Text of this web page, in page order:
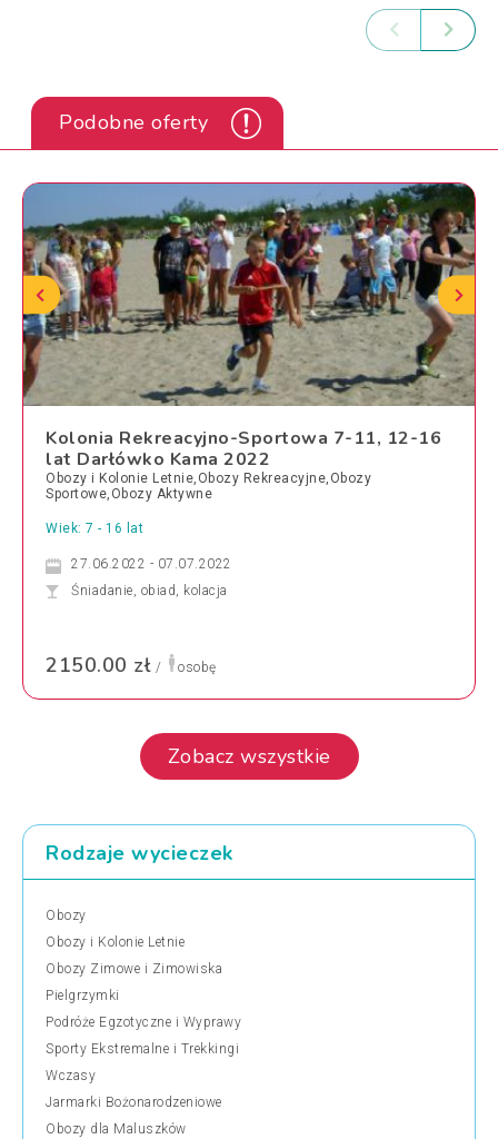
Podobne oferty
Kolonia Rekreacyjno-Sportowa 7-11, 12-16
lat Darłówko Kama 2022
Obozy i Kolonie Letnie,Obozy Rekreacyjne,Obozy
Sportowe,Obozy Aktywne
Wiek: 7 - 16 lat
27.06.2022 - 07.07.2022
Śniadanie, obiad, kolacja
2150.00 zł / osobę
Zobacz wszystkie
Rodzaje wycieczek
Obozy
Obozy i Kolonie Letnie
Obozy Zimowe i Zimowiska
Pielgrzymki
Podróże Egzotyczne i Wyprawy
Sporty Ekstremalne i Trekkingi
Wczasy
Jarmarki Bożonarodzeniowe
Obozy dla Maluszków